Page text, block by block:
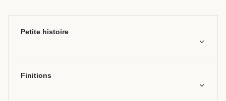
Petite histoire
Finitions